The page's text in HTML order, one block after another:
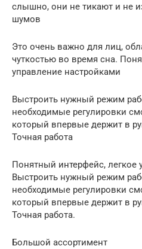
слышно, они не тикают и не
шумов
Это очень важно для лиц,
чуткостью во время сна.
управление настройками
Выстроить нужный режим
необходимые регулировки
который впервые держит в
Точная работа
Понятный интерфейс, легкое
Выстроить нужный режим
необходимые регулировки
который впервые держит в
Точная работа.
Большой ассортимент